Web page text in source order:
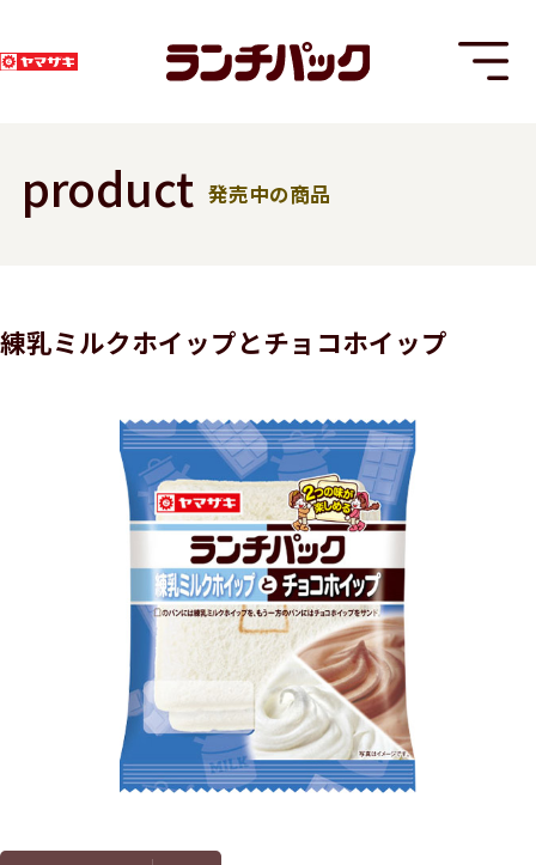
product 発売中の商品
練乳ミルクホイップとチョコホイップ